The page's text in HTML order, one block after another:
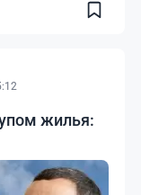
жилья: